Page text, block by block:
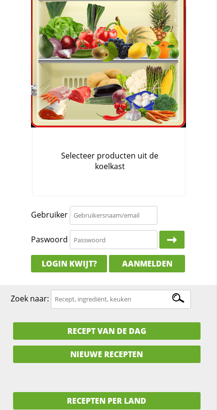
Gebruiker
Paswoord
LOGIN KWIJT? AANMELDEN
Zoek naar:
RECEPT VAN DE DAG
NIEUWE RECEPTEN
RECEPTEN PER LAND